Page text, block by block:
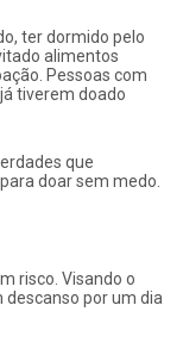
ter dormido pelo
alimentos
Pessoas com
tiverem doado
que
doar sem medo.
risco. Visando o
descanso por um dia